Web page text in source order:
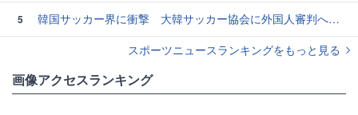
5
韓国サッカー界に衝撃 大韓サッカー協会に外国人審判への“性的接待”疑惑 韓国メディアが報道
スポーツニュースランキングをもっと見る
画像アクセスランキング